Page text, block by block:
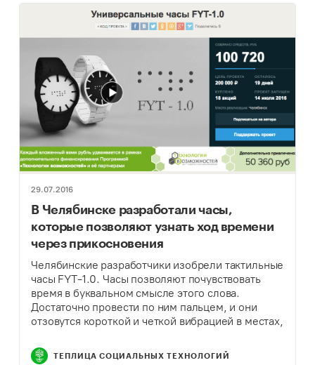
29.07.2016
В Челябинске разработали часы,
которые позволяют узнать ход времени
через прикосновения
Челябинские разработчики изобрели тактильные
часы FYT-1.0. Часы позволяют почувствовать
время в буквальном смысле этого слова.
Достаточно провести по ним пальцем, и они
отзовутся короткой и четкой вибрацией в местах,
ТЕПЛИЦА СОЦИАЛЬНЫХ ТЕХНОЛОГИЙ